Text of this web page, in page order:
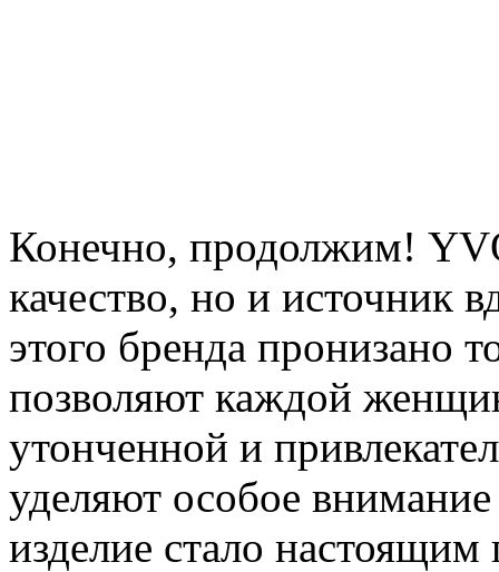
Конечно, продолжим!
качество, но и источник
этого бренда пронизано
позволяют каждой
утонченной и
уделяют особое
изделие стало настоящим